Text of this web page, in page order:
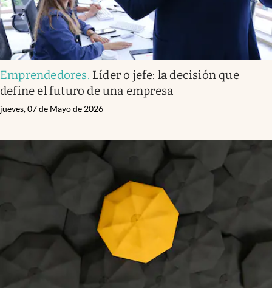
Emprendedores. Líder o jefe: la decisión que
define el futuro de una empresa
jueves, 07 de Mayo de 2026